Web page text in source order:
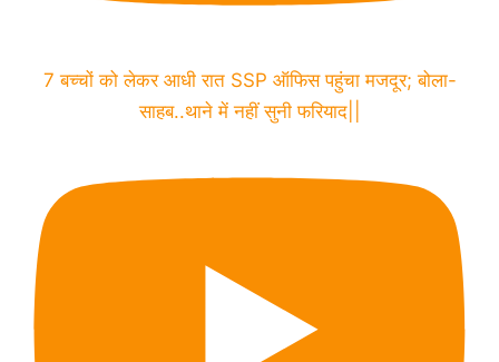
7 बच्चों को लेकर आधी रात SSP ऑफिस पहुंचा मजदूर; बोला-
साहब..थाने में नहीं सुनी फरियाद||